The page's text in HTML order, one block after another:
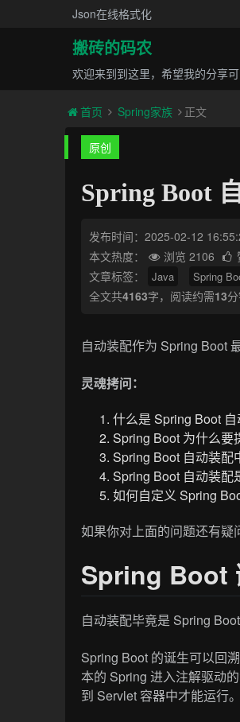
Json在线格式化
搬砖的码农
欢迎来到到这里，希望我的分享可
首页 Spring家族 正文
原创
Spring Boot
发布时间：2025-02-12
本文热度：
浏览 2106
文章标签：
Java Spring
全文共4163字，阅读约需13
自动装配作为 Spring Boot
灵魂拷问：
什么是 Spring Boot 自
Spring Boot 为什么要
Spring Boot 自动装配
Spring Boot 自动装配
如何自定义 Spring
如果你对上面的问题还有疑
Spring Boot
自动装配毕竟是 Spring
Spring Boot 的诞生可以回
本的 Spring 进入注解驱动
到 Servlet 容器中才能运行。